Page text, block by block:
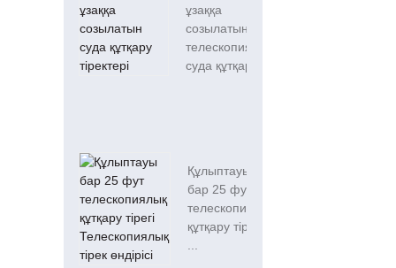
ұзаққа
созылатын
телескопиялық
суда құтқару...
Құлыптауы
бар 25 фут
телескопиялық
құтқару тірегі
...